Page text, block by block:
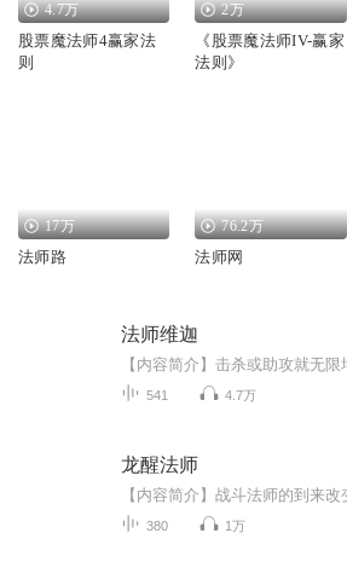
4.7万
股票魔法师4赢家法
则
2万
《股票魔法师IV-赢家
法则》
17万
法师路
76.2万
法师网
法师维迦
541 4.7万
龙醒法师
380 1万